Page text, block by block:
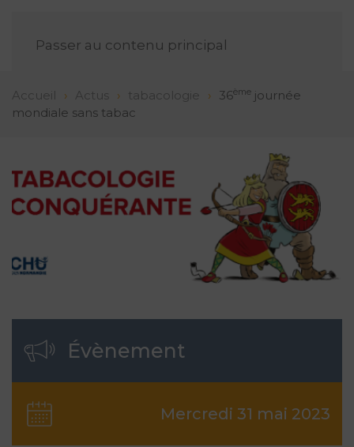
Passer au contenu principal
Accueil Actus tabacologie 36ème journée
mondiale sans tabac
Évènement
Mercredi 31 mai 2023